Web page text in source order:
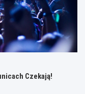
Czekają!